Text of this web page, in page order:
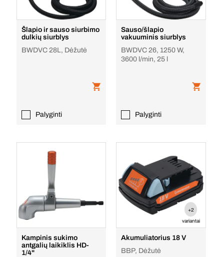
Šlapio ir sauso siurbimo
dulkių siurblys
BWDVC 28L, Dėžutė
Palyginti
Sauso/šlapio
vakuuminis siurblys
BWDVC 26, 1250 W,
3600 l/min, 25 l
Palyginti
Kampinis sukimo
antgalių laikiklis HD-
1/4"
+2
variantai
Akumuliatorius 18 V
BBP, Dėžutė